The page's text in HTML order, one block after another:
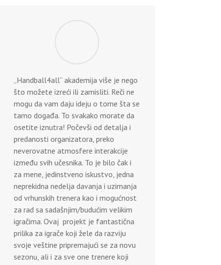
„Handball4all“ akademija više je nego
što možete izreći ili zamisliti. Reči ne
mogu da vam daju ideju o tome šta se
tamo događa. To svakako morate da
osetite iznutra! Počevši od detalja i
predanosti organizatora, preko
neverovatne atmosfere interakcije
između svih učesnika. To je bilo čak i
za mene, jedinstveno iskustvo, jedna
neprekidna nedelja davanja i uzimanja
od vrhunskih trenera kao i mogućnost
za rad sa sadašnjim/budućim velikim
igračima. Ovaj projekt je fantastična
prilika za igrače koji žele da razviju
svoje veštine pripremajući se za novu
sezonu, ali i za sve one trenere koji